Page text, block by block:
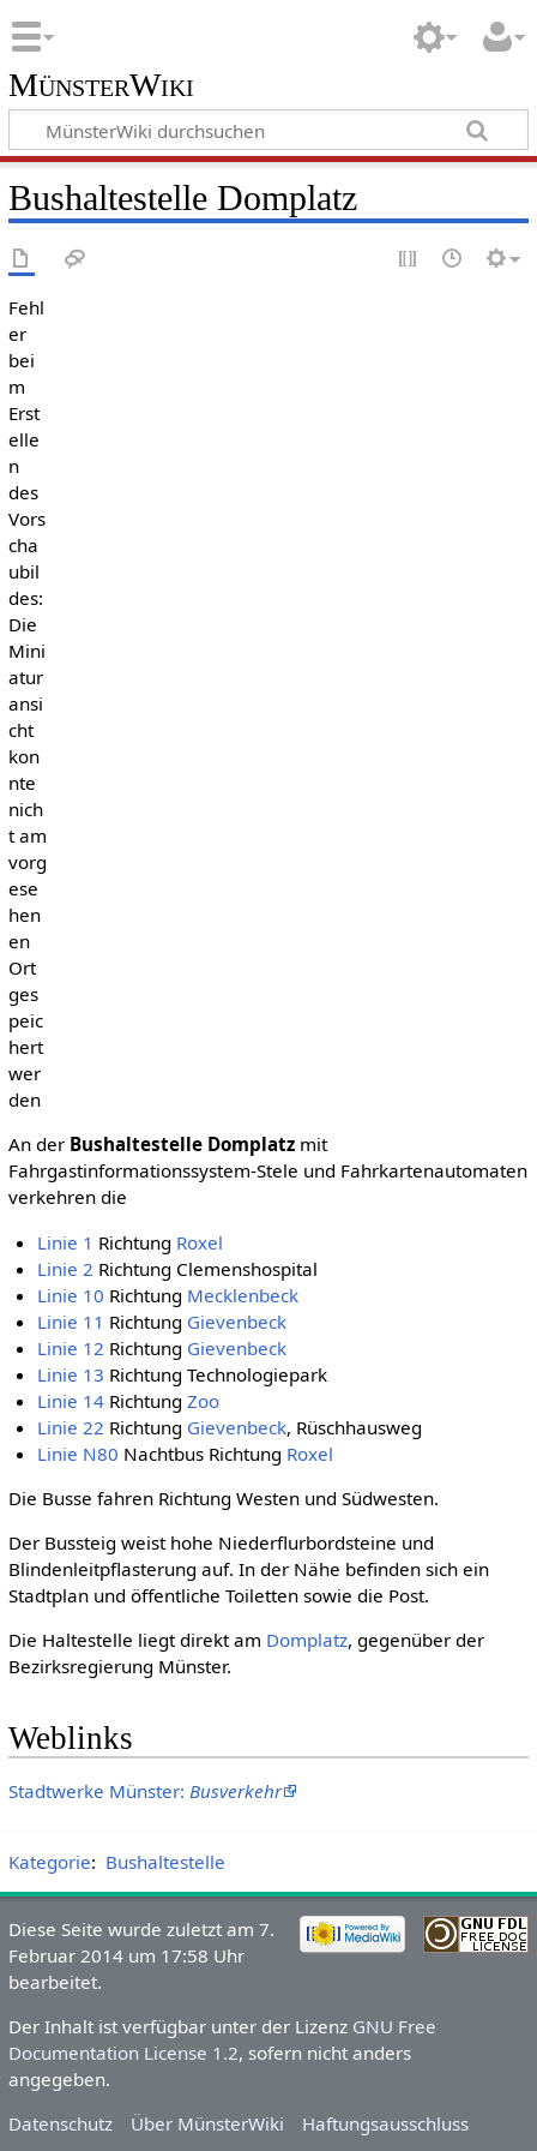
MünsterWiki
Bushaltestelle Domplatz
Fehl
er
bei
m
Erst
elle
n
des
Vors
cha
ubil
des:
Die
Mini
atur
ansi
cht
kon
nte
nich
t am
vorg
ese
hen
en
Ort
ges
peic
hert
wer
den
An der Bushaltestelle Domplatzmit
Fahrgastinformationssystem-Stele und Fahrkartenautomaten
verkehren die
Linie 1 Richtung Roxel
Linie 2 Richtung Clemenshospital
Linie 10 Richtung Mecklenbeck
Linie 11 Richtung Gievenbeck
Linie 12 Richtung Gievenbeck
Linie 13 Richtung Technologiepark
Linie 14 RichtungZoo
Linie 22 Richtung Gievenbeck, Rüschhausweg
Linie N80 Nachtbus Richtung Roxel
Die Busse fahren Richtung Westen und Südwesten.
Der Bussteig weist hohe Niederflurbordsteine und
Blindenleitpflasterung auf. In der Nähe befinden sich ein
Stadtplan und öffentliche Toiletten sowie die Post.
Die Haltestelle liegt direkt am Domplatz, gegenüber der
Bezirksregierung Münster.
Weblinks
Stadtwerke Münster: Busverkehr
Kategorie: Bushaltestelle
Diese Seite wurde zuletzt am 7.
Februar 2014 um 17:58 Uhr
bearbeitet.
Der Inhalt ist verfügbar unter der Lizenz GNU Free
Documentation License 1.2, sofern nicht anders
angegeben.
Datenschutz
Über MünsterWiki Haftungsausschluss